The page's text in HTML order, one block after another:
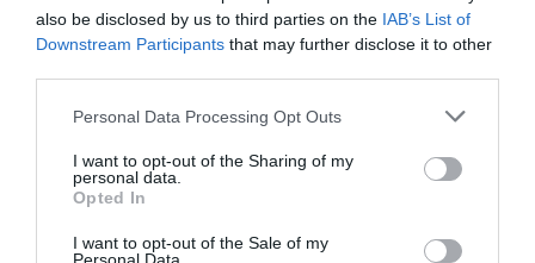
also be disclosed by us to third parties on the IAB’s List of
Downstream Participants that may further disclose it to other
Please note that this website/app uses one or more Google
not limited to your visit or usage behaviour. You may click to
grant or deny consent to Google and its third-party tags to
use your data for below specified purposes in below Google
consent section.
Personal Data Processing Opt Outs
I want to opt-out of the Sharing of my
personal data.
Opted In
I want to opt-out of the Sale of my
MADEIRA FOREVER YOUNG - THE PARTY 150 ANOS
Comentários
Últimas